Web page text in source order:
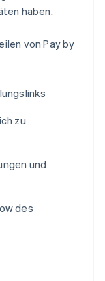
haben.
von Pay by
zu
und
des